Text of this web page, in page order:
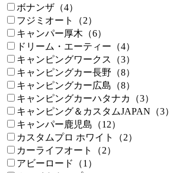
ボナンザ（4）
フジミオート（2）
キャンパー厚木（6）
ドリーム・エーティー（4）
キャンピングワークス（3）
キャンピングカー長野（8）
キャンピングカー広島（8）
キャンピングカーハタナカ（3）
キャンピング＆カスタムJAPAN（3）
キャンパー鹿児島（12）
カスタムプロ ホワイト（2）
カーライフオート（2）
アビーロード（1）